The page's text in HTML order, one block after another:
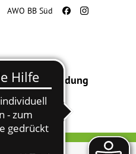
Begegnung Bildung
AWO BB Süd